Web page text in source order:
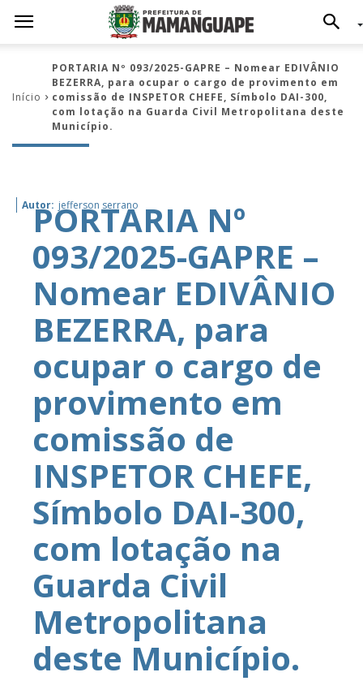
Início
PORTARIA Nº 093/2025-GAPRE – Nomear EDIVÂNIO
BEZERRA, para ocupar o cargo de provimento em
comissão de INSPETOR CHEFE, Símbolo DAI-300,
com lotação na Guarda Civil Metropolitana deste
Município.
Autor: jefferson serrano
PORTARIA Nº
093/2025-GAPRE –
Nomear EDIVÂNIO
BEZERRA, para
ocupar o cargo de
provimento em
comissão de
INSPETOR CHEFE,
Símbolo DAI-300,
com lotação na
Guarda Civil
Metropolitana
deste Município.